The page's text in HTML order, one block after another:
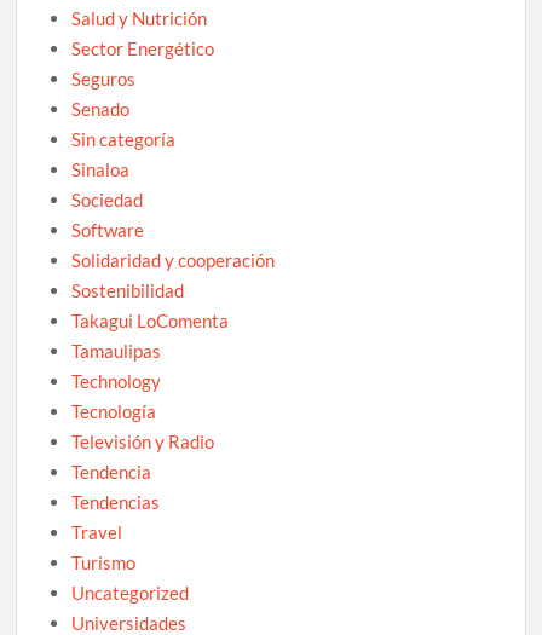
Salud y Nutrición
Sector Energético
Seguros
Senado
Sin categoría
Sinaloa
Sociedad
Software
Solidaridad y cooperación
Sostenibilidad
Takagui LoComenta
Tamaulipas
Technology
Tecnología
Televisión y Radio
Tendencia
Tendencias
Travel
Turismo
Uncategorized
Universidades